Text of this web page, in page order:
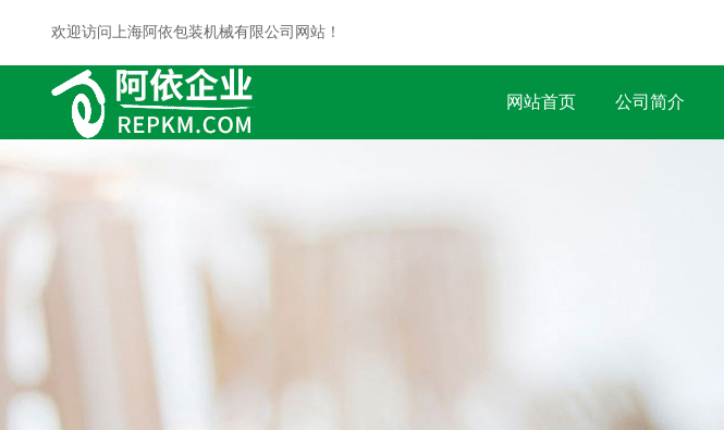
欢迎访问上海阿依包装机械有限公司网站！
网站首页 公司简介